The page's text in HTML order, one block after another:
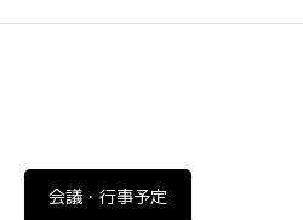
会議・行事予定